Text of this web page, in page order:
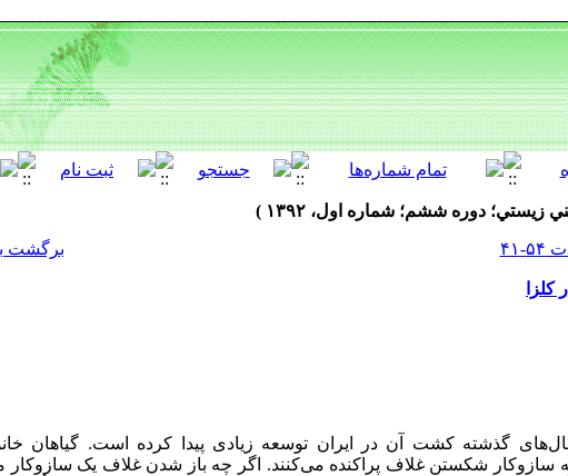
برگشت
گذشته کشت آن در ایران توسعه زیادی پیدا کرده است. گیاهان
سازوکار شکستن غلاف پراکنده می‌کنند. اگر چه باز شدن غلاف یک سازوکار